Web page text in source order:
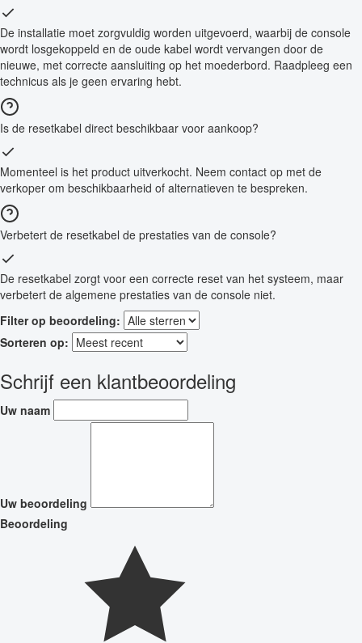
De installatie moet zorgvuldig worden uitgevoerd, waarbij de console
wordt losgekoppeld en de oude kabel wordt vervangen door de
nieuwe, met correcte aansluiting op het moederbord. Raadpleeg een
technicus als je geen ervaring hebt.
Is de resetkabel direct beschikbaar voor aankoop?
Momenteel is het product uitverkocht. Neem contact op met de
verkoper om beschikbaarheid of alternatieven te bespreken.
Verbetert de resetkabel de prestaties van de console?
De resetkabel zorgt voor een correcte reset van het systeem, maar
verbetert de algemene prestaties van de console niet.
Filter op beoordeling:
Sorteren op:
Schrijf een klantbeoordeling
Uw naam
Uw beoordeling
Beoordeling